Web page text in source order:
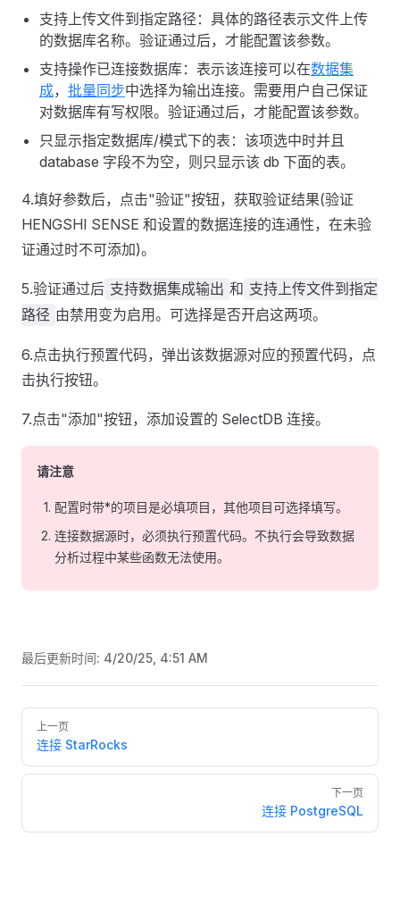
支持上传文件到指定路径：具体的路径表示文件上传
的数据库名称。验证通过后，才能配置该参数。
支持操作已连接数据库：表示该连接可以在数据集
成， 批量同步中选择为输出连接。需要用户自己保证
对数据库有写权限。验证通过后，才能配置该参数。
只显示指定数据库/模式下的表：该项选中时并且
database 字段不为空，则只显示该 db 下面的表。
4.填好参数后，点击"验证"按钮，获取验证结果(验证
HENGSHI SENSE 和设置的数据连接的连通性，在未验
证通过时不可添加)。
5.验证通过后 支持数据集成输出 和 支持上传文件到指定
路径 由禁用变为启用。可选择是否开启这两项。
6.点击执行预置代码，弹出该数据源对应的预置代码，点
击执行按钮。
7.点击"添加"按钮，添加设置的 SelectDB 连接。
请注意
配置时带*的项目是必填项目，其他项目可选择填写。
连接数据源时，必须执行预置代码。不执行会导致数据
分析过程中某些函数无法使用。
最后更新时间: 4/20/25, 4:51 AM
Pager
上一页
连接 StarRocks
下一页
连接 PostgreSQL